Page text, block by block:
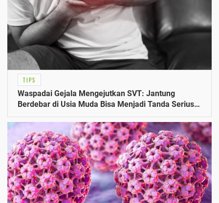
TIPS
Waspadai Gejala Mengejutkan SVT: Jantung
Berdebar di Usia Muda Bisa Menjadi Tanda Serius
150 BPM